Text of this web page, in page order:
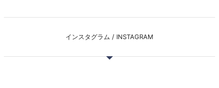
インスタグラム / INSTAGRAM